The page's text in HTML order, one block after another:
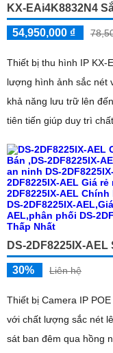
KX-EAi4K8832N4
54,950,000 ₫
Thiết bị thu hình IP KX-
lượng hình ảnh sắc nét
khả năng lưu trữ lên
tiên tiến giúp duy trì
DS-2DF8225IX-
30% Liên hệ
Thiết bị Camera IP
với chất lượng sắc nét lên đến
sát ban đêm qua hồng